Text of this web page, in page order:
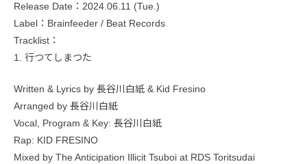
Release Date：2024.06.11 (Tue.)
Label：Brainfeeder / Beat Records
Tracklist：
1. 行つてしまつた
Written & Lyrics by 長谷川白紙 & Kid Fresino
Arranged by 長谷川白紙
Vocal, Program & Key: 長谷川白紙
Rap: KID FRESINO
Mixed by The Anticipation Illicit Tsuboi at RDS Toritsudai